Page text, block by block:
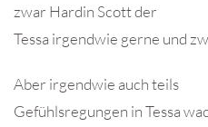
zwar Hardin Scott der
Tessa irgendwie gerne und
Aber irgendwie auch teils
Gefühlsregungen in Tessa